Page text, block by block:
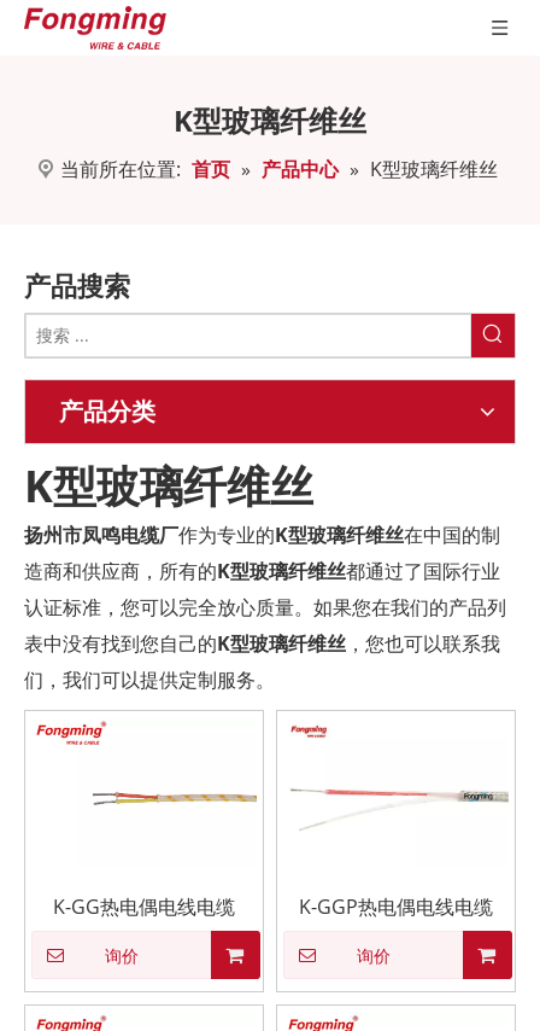
K型玻璃纤维丝
当前所在位置: 首页 » 产品中心 » K型玻璃纤维丝
产品搜索
产品分类
K型玻璃纤维丝
扬州市凤鸣电缆厂作为专业的K型玻璃纤维丝在中国的制
造商和供应商，所有的K型玻璃纤维丝都通过了国际行业
认证标准，您可以完全放心质量。如果您在我们的产品列
表中没有找到您自己的K型玻璃纤维丝 ，您也可以联系我
们，我们可以提供定制服务。
K-GG热电偶电线电缆
询价
K-GGP热电偶电线电缆
询价